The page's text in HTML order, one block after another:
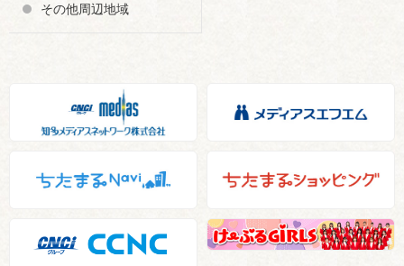
その他周辺地域